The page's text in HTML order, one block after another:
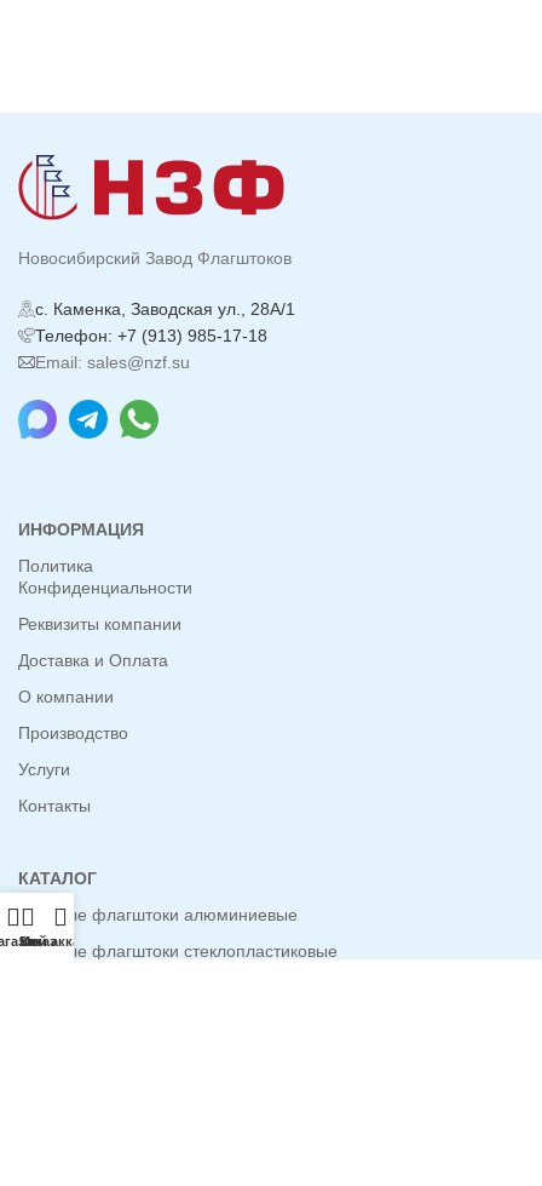
Новосибирский Завод Флагштоков
с. Каменка, Заводская ул., 28А/1
Телефон: +7 (913) 985-17-18
Email: sales@nzf.su
ИНФОРМАЦИЯ
Политика
Конфиденциальности
Реквизиты компании
Доставка и Оплата
О компании
Производство
Услуги
Контакты
КАТАЛОГ
Уличные флагштоки алюминиевые
Уличные флагштоки стеклопластиковые
Заказ
Мой аккаунт